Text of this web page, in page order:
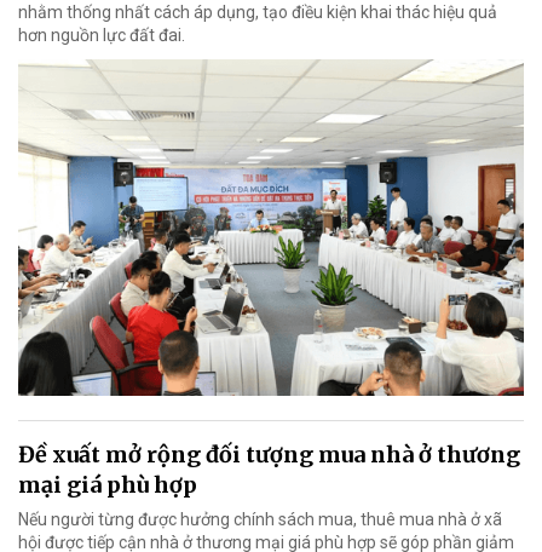
nhằm thống nhất cách áp dụng, tạo điều kiện khai thác hiệu quả
hơn nguồn lực đất đai.
Đề xuất mở rộng đối tượng mua nhà ở thương
mại giá phù hợp
Nếu người từng được hưởng chính sách mua, thuê mua nhà ở xã
hội được tiếp cận nhà ở thương mại giá phù hợp sẽ góp phần giảm